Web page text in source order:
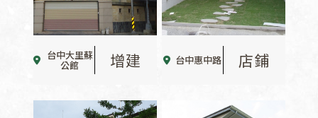
台中大里蘇
公館 增建 台中惠中路 店鋪